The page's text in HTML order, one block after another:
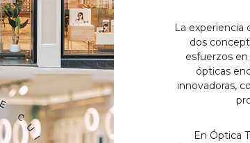
La experiencia
dos
esfuerzos en
ópticas
innovadoras,
En Óptica